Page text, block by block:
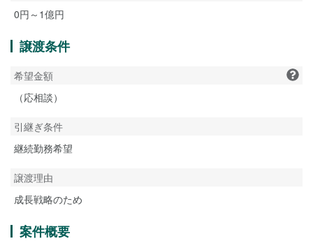
0円～1億円
譲渡条件
希望金額
（応相談）
引継ぎ条件
継続勤務希望
譲渡理由
成長戦略のため
案件概要